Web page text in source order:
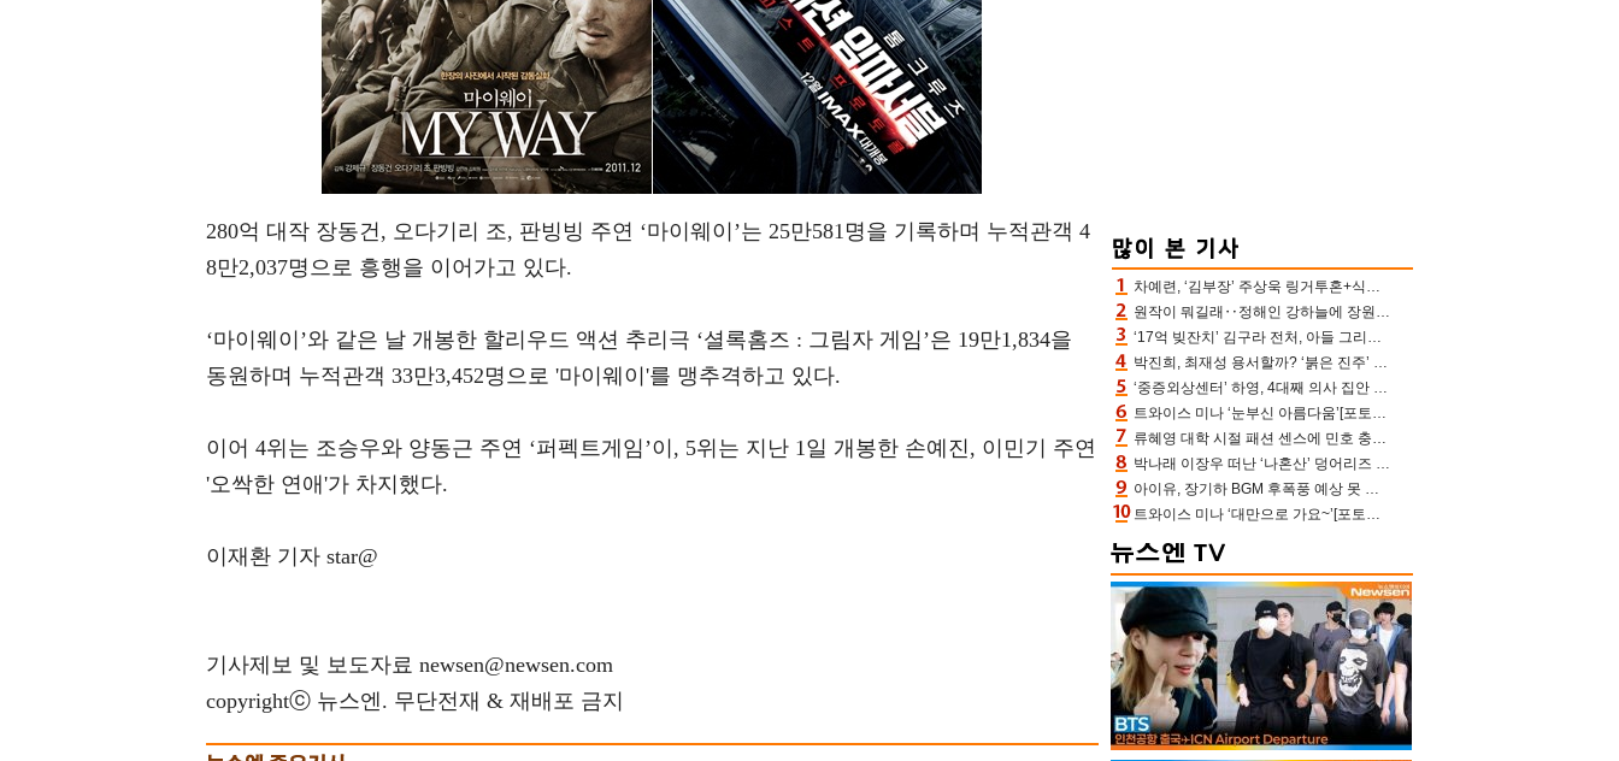
280억 대작 장동건, 오다기리 조, 판빙빙 주연 ‘마이웨이’는 25만581명을 기록하며 누적관객 4
8만2,037명으로 흥행을 이어가고 있다.
‘마이웨이’와 같은 날 개봉한 할리우드 액션 추리극 ‘셜록홈즈 : 그림자 게임’은 19만1,834을
동원하며 누적관객 33만3,452명으로 '마이웨이'를 맹추격하고 있다.
이어 4위는 조승우와 양동근 주연 ‘퍼펙트게임’이, 5위는 지난 1일 개봉한 손예진, 이민기 주연
'오싹한 연애'가 차지했다.
이재환 기자 star@
기사제보 및 보도자료 newsen@newsen.com
copyrightⓒ 뉴스엔. 무단전재 & 재배포 금지
차예련, ‘김부장’ 주상욱 링거투혼+식스팩 비화 “옷 벗는데 아저씨는 안 된다고”(차장금)
원작이 뭐길래‥정해인 강하늘에 장원영까지 참여한 이 영화
‘17억 빚잔치’ 김구라 전처, 아들 그리는 “나 뿐인데” 친엄마 챙기는 효심 눈길
박진희, 최재성 용서할까? ‘붉은 진주’ 오늘(7일) 결말 나온다
‘중증외상센터’ 하영, 4대째 의사 집안 인증 “증조부, 고종 황제 진료”(옥문아)[어제TV]
트와이스 미나 ‘눈부신 아름다움’[포토엔HD]
류혜영 대학 시절 패션 센스에 민호 충격 “레몬색 레깅스에 다리 없는 줄”(나혼산)
박나래 이장우 떠난 ‘나혼산’ 덩어리즈 왔다, 1인 1케이크에 팜유 전현무 충격[어제TV]
아이유, 장기하 BGM 후폭풍 예상 못 했나‥삭제 오보→윤가이까지 엮여 시끌
트와이스 미나 ‘대만으로 가요~’[포토엔HD]